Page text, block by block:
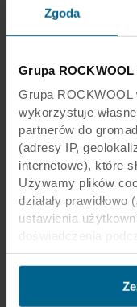
Zgoda
Grupa
Grupa
wykorzystuje
partnerów do
(adresy IP,
internetowe), które
Używamy plików
działały
ustawienia
(„funkcjonalne”),
optymalizacji witryn
ukierunkowujemy
Nasz sposób myślenia
w obiegu
W gospodarce
powinny być
zakończeniu
ponownie
Czytaj więcej